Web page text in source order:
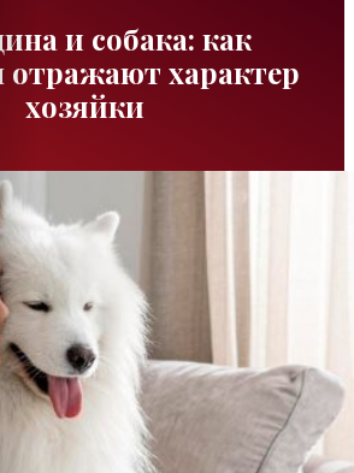
и собака: как
характер
хозяйки